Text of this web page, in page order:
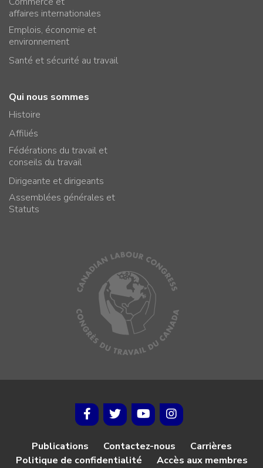
affaires internationales
Emplois, économie et
environnement
Santé et sécurité au travail
Qui nous sommes
Histoire
Affiliés
Fédérations du travail et
conseils du travail
Dirigeante et dirigeants
Assemblées générales et
Statuts
Publications Contactez-nous
Carrières
Politique de confidentialité
Accès aux membres